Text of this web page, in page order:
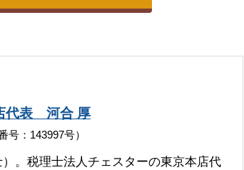
代表 河合 厚
号：143997号）
。税理士法人チェスターの東京本店代